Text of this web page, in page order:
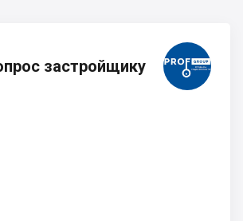
застройщику